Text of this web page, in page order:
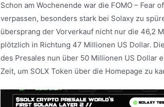
Schon am Wochenende war die FOMO – Fear
verpassen, besonders stark bei Solaxy zu
übersprang der Vorverkauf nicht nur die 46,2
plötzlich in Richtung 47 Millionen US Dollar.
des Presales nun über 50 Millionen US Dollar
Zeit, um SOLX Token über die Homepage zu